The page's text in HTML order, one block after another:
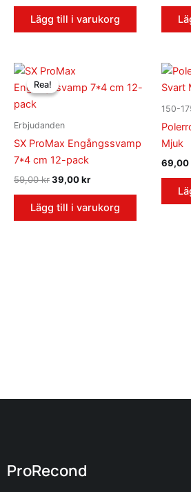
Lägg till i varukorg
Rea!
Rea!
Erbjudanden
SX ProMax Engångssvamp
7*4 cm 12-pack
59,00kr
Det
ursprungliga
priset
39,00kr
priset
Lägg till i varukorg
150-
Mjuk
69,00
ProRecond